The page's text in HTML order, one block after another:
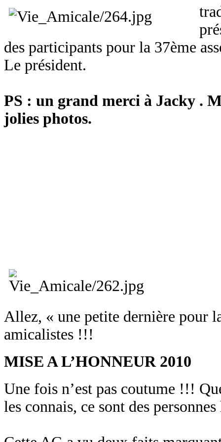
des participants pour la 37ème
Le président.
PS : un grand merci à Jacky .
jolies photos.
Allez, « une petite dernière pour
amicalistes !!!
MISE A L’HONNEUR 2010
Une fois n’est pas coutume !!!
les connais, ce sont des